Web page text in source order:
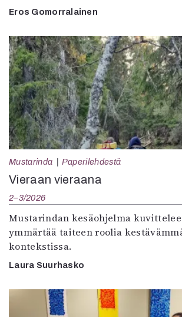
Eros Gomorralainen
Mustarinda Paperilehdestä
Vieraan vieraana
2–3/2026
Mustarindan kesäohjelma
ymmärtää taiteen roolia
kontekstissa.
Laura Suurhasko